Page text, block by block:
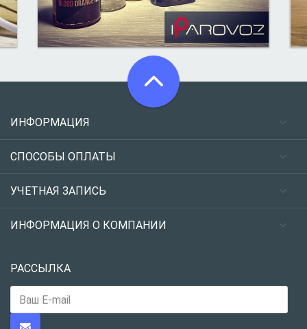
ИНФОРМАЦИЯ
СПОСОБЫ ОПЛАТЫ
УЧЕТНАЯ ЗАПИСЬ
ИНФОРМАЦИЯ О КОМПАНИИ
РАССЫЛКА